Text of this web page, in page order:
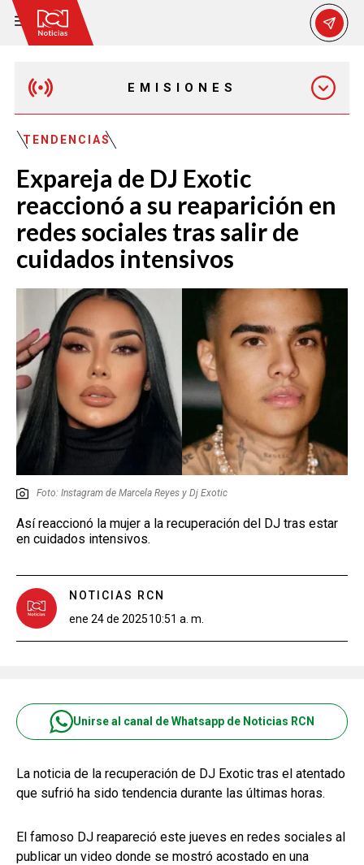
EMISIONES
MAÑANA EXPRESS
EMISIÓN 12:30 PM
EMISIÓN 7:00 PM
EMISIÓN 11:30 PM
TENDENCIAS
Expareja de DJ Exotic
reaccionó a su reaparición en
redes sociales tras salir de
cuidados intensivos
Foto: Instagram de Marcela Reyes y Dj Exotic
Así reaccionó la mujer a la recuperación del DJ tras estar
en cuidados intensivos.
NOTICIAS RCN
ene 24 de 202510:51 a. m.
Unirse al canal de Whatsapp de Noticias RCN
La noticia de la recuperación de DJ Exotic tras el atentado
que sufrió ha sido tendencia durante las últimas horas.
El famoso DJ reapareció este jueves en redes sociales al
publicar un video donde se mostró acostado en una